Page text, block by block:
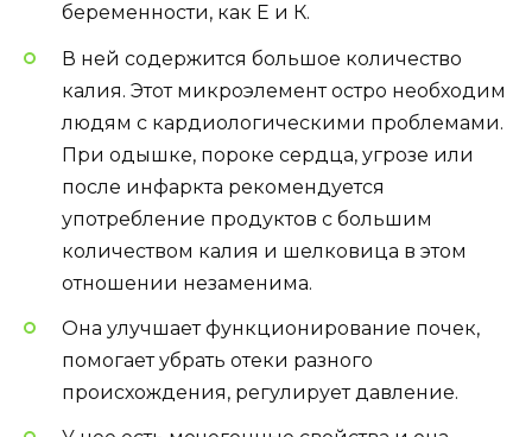
беременности, как Е и К.
В ней содержится большое количество
калия. Этот микроэлемент остро необходим
людям с кардиологическими проблемами.
При одышке, пороке сердца, угрозе или
после инфаркта рекомендуется
употребление продуктов с большим
количеством калия и шелковица в этом
отношении незаменима.
Она улучшает функционирование почек,
помогает убрать отеки разного
происхождения, регулирует давление.